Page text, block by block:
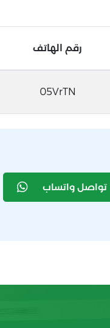
رقم الهاتف
05VrTN
تواصل واتساب